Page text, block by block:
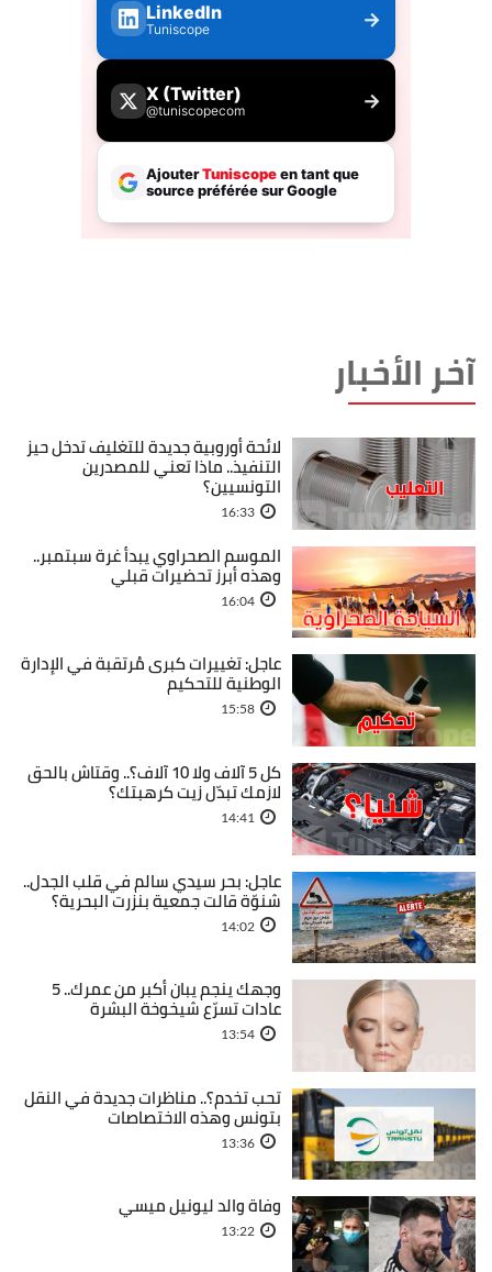
آخر الأخبار
لائحة أوروبية جديدة للتغليف تدخل حيز
التنفيذ.. ماذا تعني للمصدرين
التونسيين؟
16:33
الموسم الصحراوي يبدأ غرة سبتمبر..
وهذه أبرز تحضيرات قبلي
16:04
عاجل: تغييرات كبرى مُرتقبة في الإدارة
الوطنية للتحكيم
15:58
كل 5 آلاف ولا 10 آلاف؟.. وقتاش بالحق
لازمك تبدّل زيت كرهبتك؟
14:41
عاجل: بحر سيدي سالم في قلب الجدل..
شنوّة قالت جمعية بنزرت البحرية؟
14:02
وجهك ينجم يبان أكبر من عمرك.. 5
عادات تسرّع شيخوخة البشرة
13:54
تحب تخدم؟.. مناظرات جديدة في النقل
بتونس وهذه الاختصاصات
13:36
وفاة والد ليونيل ميسي
13:22